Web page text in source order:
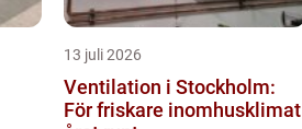
13 juli 2026
Ventilation i Stockholm:
För friskare inomhusklimat